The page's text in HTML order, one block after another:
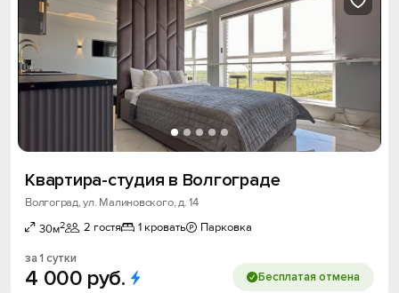
Квартира-студия в Волгограде
Волгоград, ул. Малиновского, д. 14
30м2 2 гостя 1 кровать Парковка
за 1 сутки
4 000 руб. Бесплатая отмена